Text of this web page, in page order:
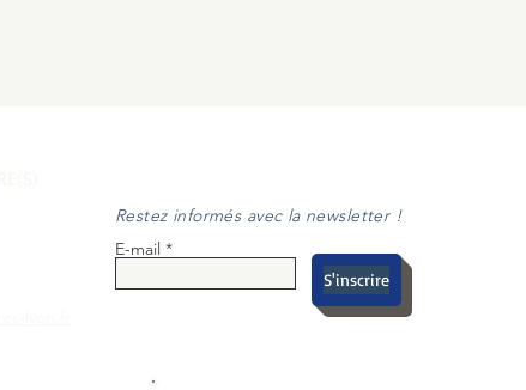
Restez informés avec la newsletter !
E-mail
S'inscrire